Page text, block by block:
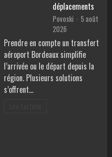
déplacements
Povoski
5 août
2026
Prendre en compte un transfert
aéroport Bordeaux simplifie
l’arrivée ou le départ depuis la
région. Plusieurs solutions
s’offrent…